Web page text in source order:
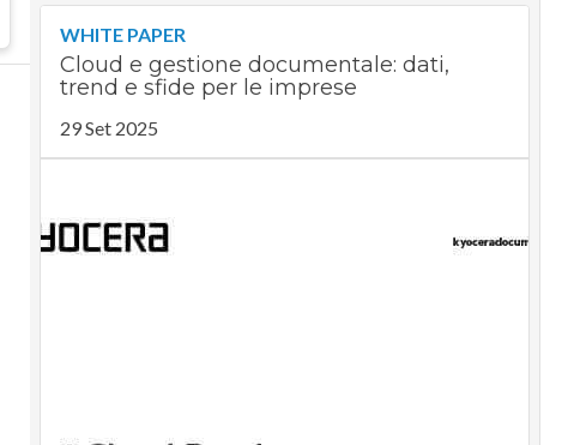
WHITE PAPER
Cloud e gestione documentale: dati,
trend e sfide per le imprese
29 Set 2025